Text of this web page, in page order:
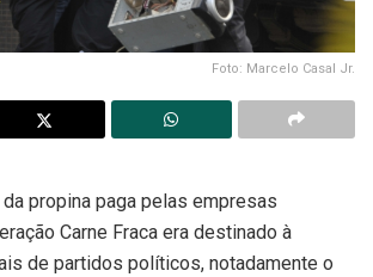
Foto: Marcelo Casal Jr.
propina paga pelas empresas
Carne Fraca era destinado à
de partidos políticos, notadamente o